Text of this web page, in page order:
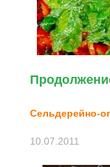
Сельдерейно-
10.07.2011